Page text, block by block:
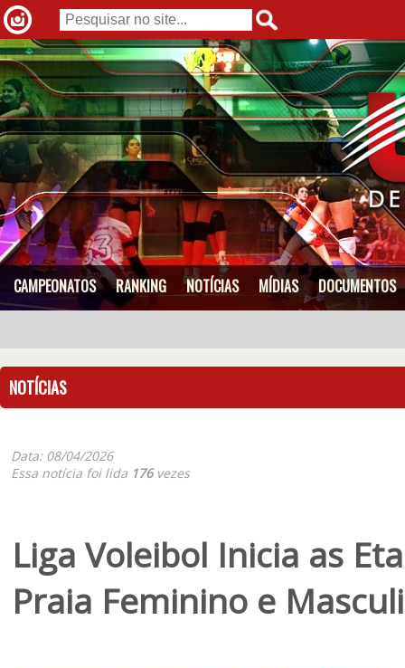
CAMPEONATOS RANKING NOTÍCIAS MÍDIAS DOCUMENTOS
NOTÍCIAS
Data: 08/04/2026
Essa notícia foi lida 176vezes
Liga Voleibol Inicia as
Praia Feminino e